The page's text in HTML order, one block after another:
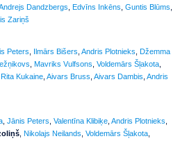
Dandzbergs Edvīns Inkēns Guntis Blūms
Zariņš
Peters Ilmārs Bišers Andris Plotnieks
Džemma
Mavriks Vulfsons Voldemārs Šļakota,
Rita Kukaine, Aivars Bruss Aivars Dambis Andris
, Jānis Peters Valentīna Klibiķe, Andris Plotnieks
, Nikolajs Neilands Voldemārs Šļakota,